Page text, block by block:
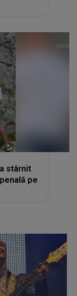
stârnit
pe